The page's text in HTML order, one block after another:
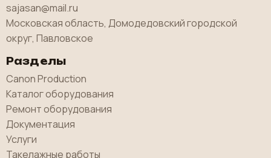
sajasan@mail.ru
Московская область, Домодедовский городской
округ, Павловское
Разделы
Canon Production
Каталог оборудования
Ремонт оборудования
Документация
Услуги
Такелажные работы